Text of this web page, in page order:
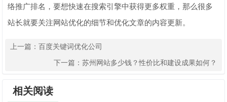
络推广排名，要想快速在搜索引擎中获得更多权重，那么很多
站长就要关注网站优化的细节和优化文章的内容更新。
上一篇： 百度关键词优化公司
下一篇： 苏州网站多少钱？性价比和建设成果如何？
相关阅读